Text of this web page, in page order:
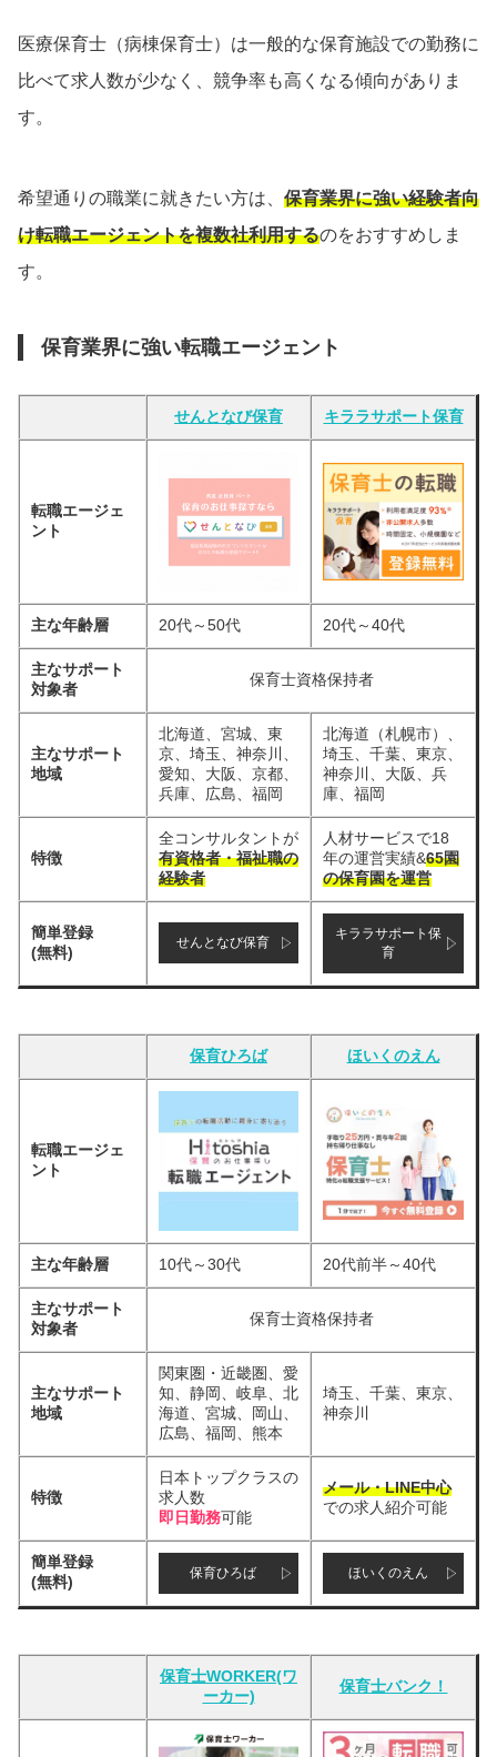
医療保育士（病棟保育士）は一般的な保育施設での勤務に
比べて求人数が少なく、競争率も高くなる傾向がありま
す。
希望通りの職業に就きたい方は、 保育業界に強い経験者向
け転職エージェントを複数社利用するのをおすすめしま
す。
保育業界に強い転職エージェント
せんとなび保育 キララサポート保育
転職エージェ
ント
主な年齢層 20代～50代 20代～40代
主なサポート
対象者
保育士資格保持者
主なサポート
地域
北海道、宮城、東
京、埼玉、神奈川、
愛知、大阪、京都、
兵庫、広島、福岡
北海道（札幌市）、
埼玉、千葉、東京、
神奈川、大阪、兵
庫、福岡
特徴
全コンサルタントが
有資格者・福祉職の
経験者
人材サービスで18
年の運営実績&65園
の保育園を運営
簡単登録
(無料)
せんとなび保育
キララサポート保
育
保育ひろば ほいくのえん
転職エージェ
ント
主な年齢層 10代～30代 20代前半～40代
主なサポート
対象者
保育士資格保持者
主なサポート
地域
関東圏・近畿圏、愛
知、静岡、岐阜、北
海道、宮城、岡山、
広島、福岡、熊本
埼玉、千葉、東京、
神奈川
特徴
日本トップクラスの
求人数
即日勤務可能
メール・LINE中心
での求人紹介可能
簡単登録
(無料)
保育ひろば ほいくのえん
保育士WORKER(ワ
ーカー)
保育士バンク！